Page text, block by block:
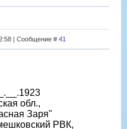
| Сообщение # 41
обл.,
Заря"
РВК,